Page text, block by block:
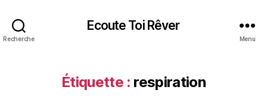
Recherche
Ecoute Toi Rêver
Menu
Étiquette : respiration